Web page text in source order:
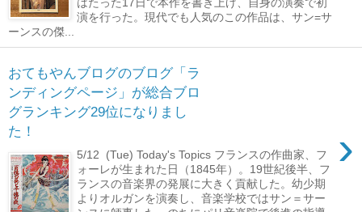
演を行った。現代でも人気のこの作品は、サン=サ
ーンスの傑...
おてもやんブログのブログ「ラ
ンディングページ」が総合ブロ
グランキング29位になりまし
た！
›
5/12 (Tue) Today's Topics フランスの作曲家、フ
ォーレが生まれた日（1845年）。19世紀後半、フ
ランスの音楽界の発展に大きく貢献した。幼少期
よりオルガンを演奏し、音楽学校ではサン＝サー